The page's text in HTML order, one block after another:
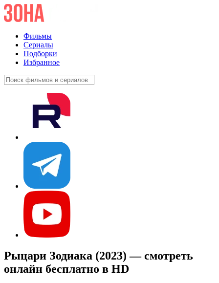
Фильмы
Сериалы
Подборки
Избранное
Рыцари Зодиака (2023) — смотреть
онлайн бесплатно в HD